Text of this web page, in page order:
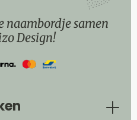
naambordje samen
Design!